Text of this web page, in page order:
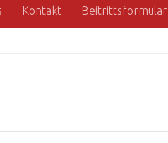
Kontakt Beitrittsformular